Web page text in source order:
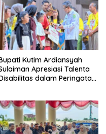
Kutim Ardiansyah
Apresiasi Talenta
dalam Peringatan